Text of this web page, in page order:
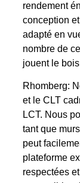
rendement
conception
adapté en
nombre de
jouent le
Rhomberg:
et le CLT
LCT. Nous
tant que
peut
plateforme
respectées